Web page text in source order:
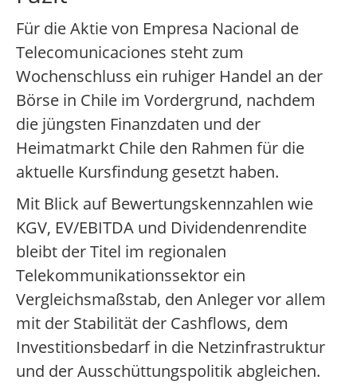
Für die Aktie von Empresa Nacional de
Telecomunicaciones steht zum
Wochenschluss ein ruhiger Handel an der
Börse in Chile im Vordergrund, nachdem
die jüngsten Finanzdaten und der
Heimatmarkt Chile den Rahmen für die
aktuelle Kursfindung gesetzt haben.
Mit Blick auf Bewertungskennzahlen wie
KGV, EV/EBITDA und Dividendenrendite
bleibt der Titel im regionalen
Telekommunikationssektor ein
Vergleichsmaßstab, den Anleger vor allem
mit der Stabilität der Cashflows, dem
Investitionsbedarf in die Netzinfrastruktur
und der Ausschüttungspolitik abgleichen.